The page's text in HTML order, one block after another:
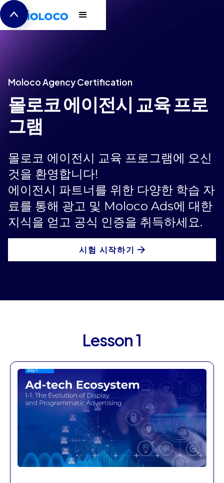
Moloco Agency Certification
몰로코 에이전시 교육 프로
그램
몰로코 에이전시 교육 프로그램에 오신
것을 환영합니다!
에이전시 파트너를 위한 다양한 학습 자
료를 통해 광고 및 Moloco Ads에 대한
지식을 얻고 공식 인증을 취득하세요.
시험 시작하기
Lesson 1